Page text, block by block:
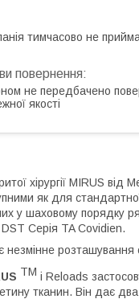
тимчасово не
не передбачено
якості
хірургії MIRUS від
як для
у шаховому порядку
Серія TA Covidien.
незмінне розташування
TM і Reloads
тканин. Він дає